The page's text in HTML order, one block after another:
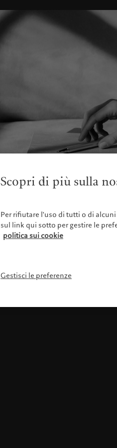
Scopri di più sulla
Per rifiutare l'uso di tutti o di
sul link qui sotto per gestire le
politica sui cookie
Gestisci le preferenze